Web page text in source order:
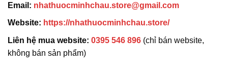
Email: nhathuocminhchau.store@gmail.com
Website: https://nhathuocminhchau.store/
Liên hệ mua website: 0395 546 896 (chỉ bán website,
không bán sản phẩm)